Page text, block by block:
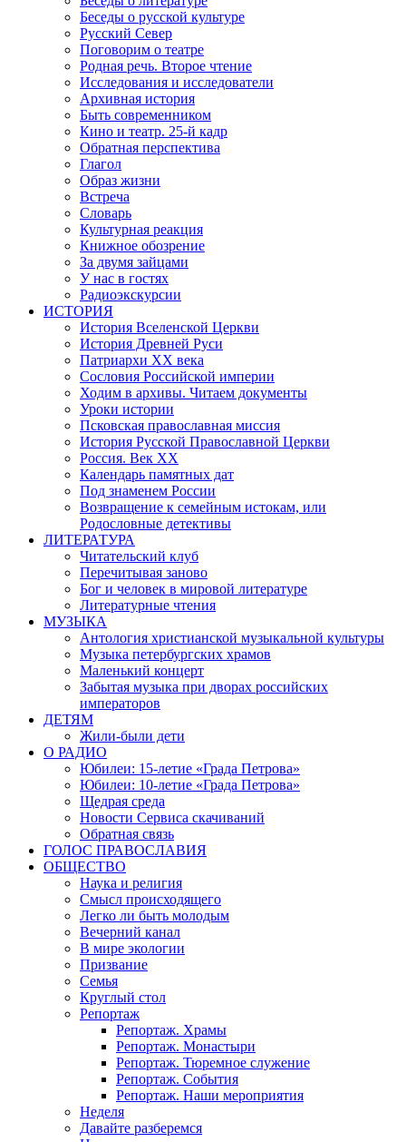
Беседы о русской культуре
Русский Север
Поговорим о театре
Родная речь. Второе чтение
Исследования и исследователи
Архивная история
Быть современником
Кино и театр. 25-й кадр
Обратная перспектива
Глагол
Образ жизни
Встреча
Словарь
Культурная реакция
Книжное обозрение
За двумя зайцами
У нас в гостях
Радиоэкскурсии
ИСТОРИЯ
История Вселенской Церкви
История Древней Руси
Патриархи XX века
Сословия Российской империи
Ходим в архивы. Читаем документы
Уроки истории
Псковская православная миссия
История Русской Православной Церкви
Россия. Век ХХ
Календарь памятных дат
Под знаменем России
Возвращение к семейным истокам, или
Родословные детективы
ЛИТЕРАТУРА
Читательский клуб
Перечитывая заново
Бог и человек в мировой литературе
Литературные чтения
МУЗЫКА
Антология христианской музыкальной культуры
Музыка петербургских храмов
Маленький концерт
Забытая музыка при дворах российских
императоров
ДЕТЯМ
Жили-были дети
О РАДИО
Юбилеи: 15-летие «Града Петрова»
Юбилеи: 10-летие «Града Петрова»
Щедрая среда
Новости Сервиса скачиваний
Обратная связь
ГОЛОС ПРАВОСЛАВИЯ
ОБЩЕСТВО
Наука и религия
Смысл происходящего
Легко ли быть молодым
Вечерний канал
В мире экологии
Призвание
Семья
Круглый стол
Репортаж
Репортаж. Храмы
Репортаж. Монастыри
Репортаж. Тюремное служение
Репортаж. События
Репортаж. Наши мероприятия
Неделя
Давайте разберемся